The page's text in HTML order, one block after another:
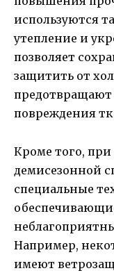
используются
утепление и
позволяет
защитить от
повреждения
Кроме того,
демисезонной
специальные
Например,
имеют